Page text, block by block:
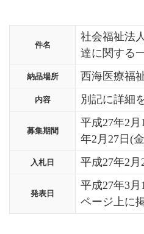
件名
社会福祉法
達に関する
納品場所 西海医療福
内容 別記に詳細
募集期間
平成27年2月
年2月27日(
入札日 平成27年2月
発表日
平成27年3
ページ上に